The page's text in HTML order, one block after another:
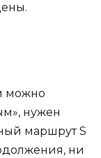
можно
нужен
маршрут S
ни